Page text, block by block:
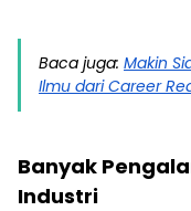
Baca juga: Makin
Ilmu dari Career
Banyak
Industri